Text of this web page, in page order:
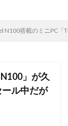
N100搭載のミニPC「
」が久
ル中だが